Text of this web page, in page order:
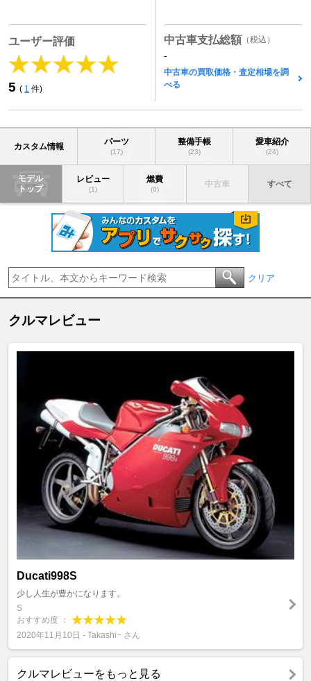
ユーザー評価
5 ( 1 件)
中古車支払総額 （税込）
-
中古車の買取価格・査定相場を調
べる
カスタム情報 パーツ
(17)
整備手帳
(23)
愛車紹介
(24)
モデル
トップ
レビュー
(1)
燃費
(0)
中古車 すべて
クリア
クルマレビュー
Ducati998S
少し人生が豊かになります。
S
おすすめ度 ：
2020年11月10日 - Takashi~ さん
クルマレビューをもっと見る